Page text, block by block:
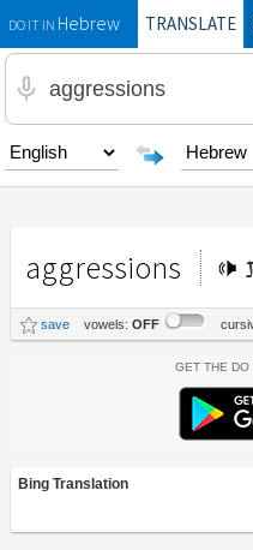
DO IT INHebrewTRANSLATE
aggressions
save vowels: OFF
Get the Do
Bing Translation